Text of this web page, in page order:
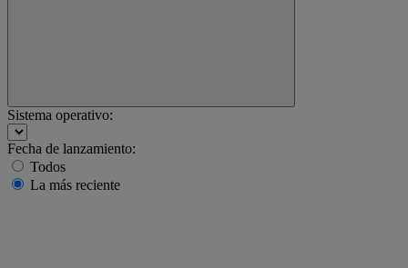
Sistema operativo:
Fecha de lanzamiento:
Todos
La más reciente